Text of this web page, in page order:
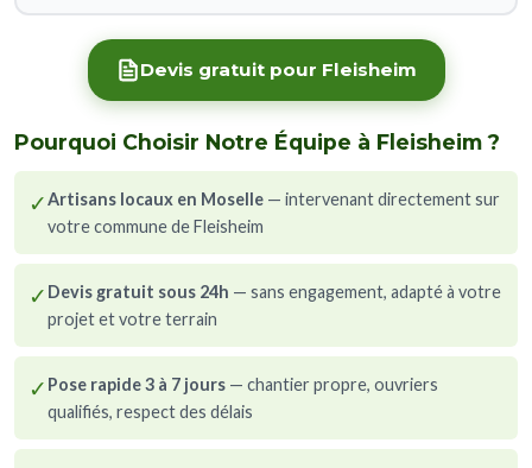
Devis gratuit pour Fleisheim
Pourquoi Choisir Notre Équipe à Fleisheim ?
✓Artisans locaux en Moselle — intervenant directement sur
votre commune de Fleisheim
✓ Devis gratuit sous 24h — sans engagement, adapté à votre
projet et votre terrain
✓ Pose rapide 3 à 7 jours — chantier propre, ouvriers
qualifiés, respect des délais